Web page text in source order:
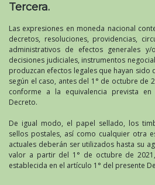
Tercera.
Las expresiones en moneda nacional
decretos, resoluciones, providencias,
administrativos de efectos generales
decisiones judiciales, instrumentos
produzcan efectos legales que hayan sido
según el caso, antes del 1° de octubre de
conforme a la equivalencia prevista
Decreto.
De igual modo, el papel sellado, los
sellos postales, así como cualquier otra
actuales deberán ser utilizados hasta su
valor a partir del 1° de octubre de
establecida en el artículo 1° del presente